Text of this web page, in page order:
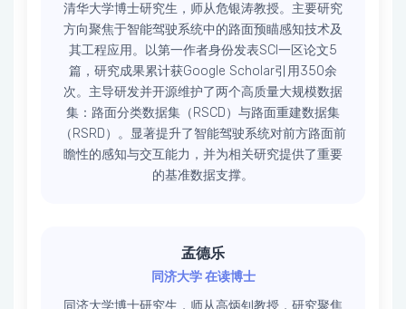
清华大学博士研究生，师从危银涛教授。​主要研究
方向聚焦于智能驾驶系统中的路面预瞄感知技术及
其工程应用。以第一作者身份发表SCI一区论文5
篇，研究成果累计获Google Scholar引用350余
次。主导研发并开源维护了两个高质量大规模数据
集：路面分类数据集（RSCD）与路面重建数据集
（RSRD）。显著提升了智能驾驶系统对前方路面前
瞻性的感知与交互能力，并为相关研究提供了重要
的基准数据支撑。
孟德乐
同济大学 在读博士
同济大学博士研究生，师从高炳钊教授，研究聚焦